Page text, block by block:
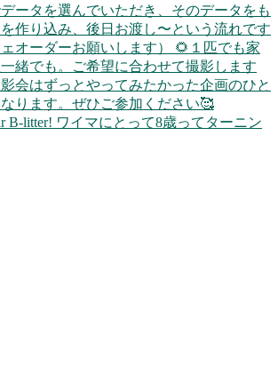
B-litter! ワイマにとって8歳ってターニン